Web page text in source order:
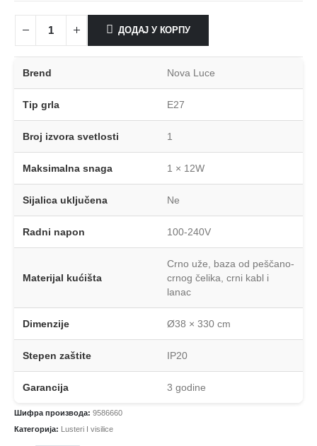
ДОДАЈ У КОРПУ
Brend Nova Luce
Tip grla E27
Broj izvora svetlosti 1
Maksimalna snaga 1 × 12W
Sijalica uključena Ne
Radni napon 100-240V
Materijal kućišta
Crno uže, baza od peščano-
crnog čelika, crni kabl i
lanac
Dimenzije Ø38 × 330 cm
Stepen zaštite IP20
Garancija 3 godine
Шифра производа: 9586660
Категорија:
Lusteri I visilice